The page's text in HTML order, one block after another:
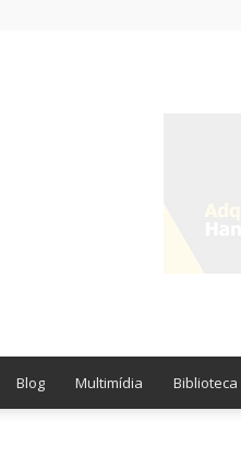
Blog Multimídia Biblioteca